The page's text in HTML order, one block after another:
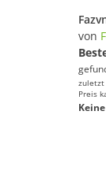
von
zuletzt
Preis